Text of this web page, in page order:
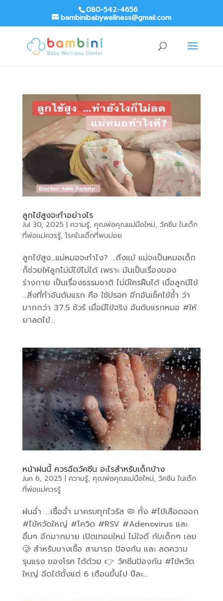
080-542-4656
bambinibabywellness@gmail.com
ลูกไข้สูงจะทำอย่างไร
Jul 30, 2025 | ความรู้, คุณพ่อคุณแม่มือใหม่, วัคซีน ในเด็ก
ที่พ่อแม่ควรรู้, โรคในเด็กที่พบบ่อย
ลูกไข้สูง…แม่หมอจะทำไง? …ถึงแม้ แม่จะเป็นหมอเด็ก
ก็ช่วยให้ลูกไม่มีไข้ไม่ได้ เพราะ มันเป็นเรื่องของ
ร่างกาย เป็นเรื่องธรรมชาติ ไม่มีใครฝืนได้ เมื่อลูกมีไข้
…สิ่งที่ทำอันดับแรก คือ ใช้ปรอท อีกอันเช็คไข้ซ้ำ ว่า
มากกว่า 37.5 ชัวร์ เมื่อมีไข้จริง อันดับแรกหมอ #ให้
ยาลดไข้...
หน้าฝนนี้ ควรฉีดวัคซีน อะไรสำหรับเด็กบ้าง
Jun 6, 2025 | ความรู้, คุณพ่อคุณแม่มือใหม่, วัคซีน ในเด็ก
ที่พ่อแม่ควรรู้
ฝนฉ่ำ ….เชื้อฉ่ำ มาครบทุกไวรัส 🦠 ทั้ง #ไข้เลือดออก
#ไข้หวัดใหญ่ #โควิด #RSV #Adenovirus และ
อื่นๆ อีกมากมาย เปิดเทอมใหม่ ไม่ใจดี กับเด็กๆ เลย
🥲 สำหรับบางเชื้อ สามารถ ป้องกัน และ ลดความ
รุนแรง ของโรค ได้ด้วย 👉 วัคซีนป้องกัน #ไข้หวัด
ใหญ่ ฉีดได้ตั้งแต่ 6 เดือนขึ้นไป ปีละ...